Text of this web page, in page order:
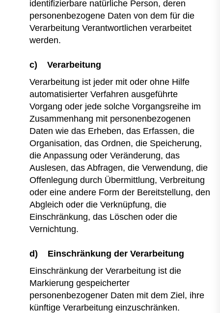
identifizierbare natürliche Person, deren
personenbezogene Daten von dem für die
Verarbeitung Verantwortlichen verarbeitet
werden.
c) Verarbeitung
Verarbeitung ist jeder mit oder ohne Hilfe
automatisierter Verfahren ausgeführte
Vorgang oder jede solche Vorgangsreihe im
Zusammenhang mit personenbezogenen
Daten wie das Erheben, das Erfassen, die
Organisation, das Ordnen, die Speicherung,
die Anpassung oder Veränderung, das
Auslesen, das Abfragen, die Verwendung, die
Offenlegung durch Übermittlung, Verbreitung
oder eine andere Form der Bereitstellung, den
Abgleich oder die Verknüpfung, die
Einschränkung, das Löschen oder die
Vernichtung.
d) Einschränkung der Verarbeitung
Einschränkung der Verarbeitung ist die
Markierung gespeicherter
personenbezogener Daten mit dem Ziel, ihre
künftige Verarbeitung einzuschränken.